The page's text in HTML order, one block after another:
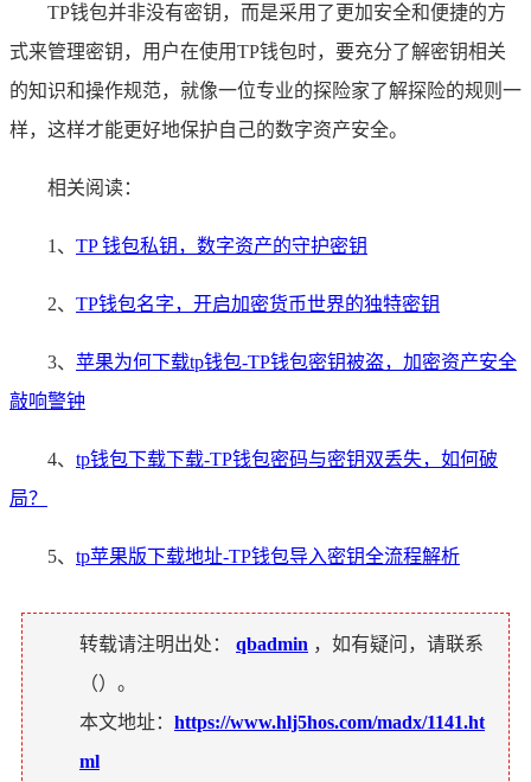
TP钱包并非没有密钥，而是采用了更加安全和便捷的方
式来管理密钥，用户在使用TP钱包时，要充分了解密钥相关
的知识和操作规范，就像一位专业的探险家了解探险的规则一
样，这样才能更好地保护自己的数字资产安全。
相关阅读：
1、 TP 钱包私钥，数字资产的守护密钥
2、 TP钱包名字，开启加密货币世界的独特密钥
3、 苹果为何下载tp钱包-TP钱包密钥被盗，加密资产安全
敲响警钟
4、 tp钱包下载下载-TP钱包密码与密钥双丢失，如何破
局？
5、 tp苹果版下载地址-TP钱包导入密钥全流程解析
转载请注明出处： qbadmin ，如有疑问，请联系
（）。
本文地址： https://www.hlj5hos.com/madx/1141.ht
ml